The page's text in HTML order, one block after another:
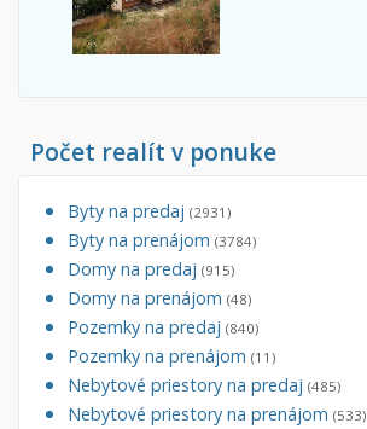
Počet realít v ponuke
Byty na predaj (2931)
Byty na prenájom (3784)
Domy na predaj (915)
Domy na prenájom (48)
Pozemky na predaj (840)
Pozemky na prenájom (11)
Nebytové priestory na predaj (485)
Nebytové priestory na prenájom (533)